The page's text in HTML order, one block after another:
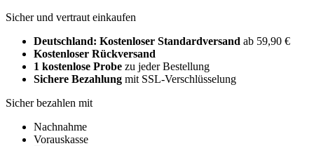
Sicher und vertraut einkaufen
Deutschland: Kostenloser Standardversand ab 59,90 €
Kostenloser Rückversand
1 kostenlose Probe zu jeder Bestellung
Sichere Bezahlung mit SSL-Verschlüsselung
Sicher bezahlen mit
Nachnahme
Vorauskasse